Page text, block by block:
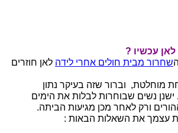
עכשיו ?
שחרור מבית חולים אחרי לידה לאן חוזרים
מוחלטת, וברור שזה בעיקר נתון
נשים שבוחרות לבלות את הימים
ורק לאחר מכן מגיעות הביתה.
עצמך את השאלות הבאות :